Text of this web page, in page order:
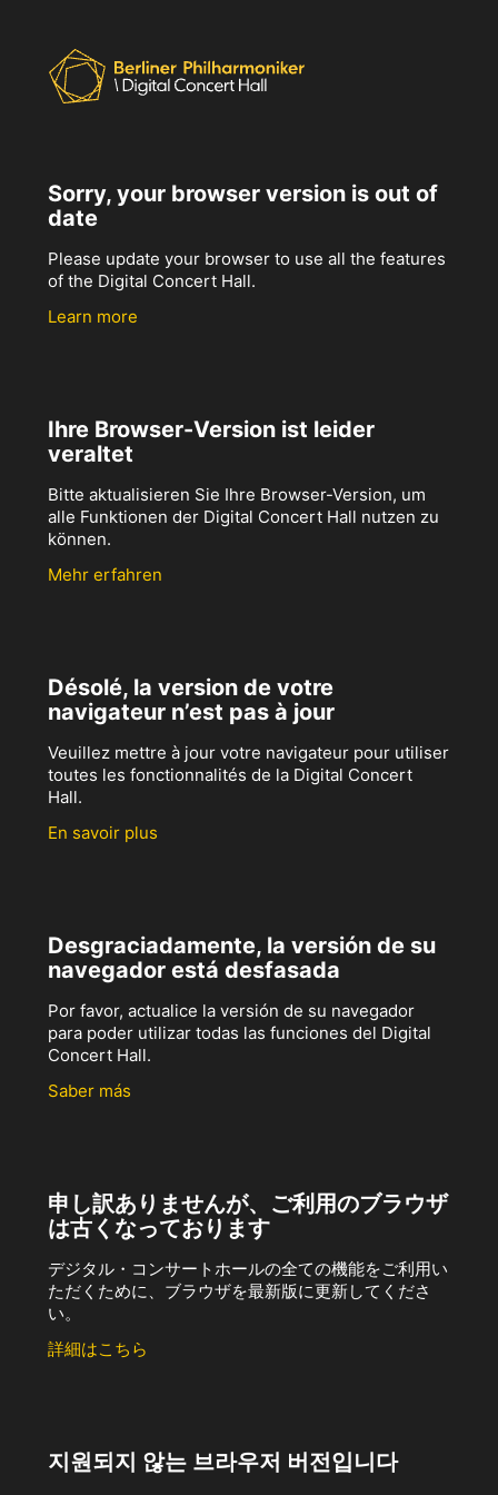
Sorry, your browser version is out of
date
Please update your browser to use all the features
of the Digital Concert Hall.
Learn more
Ihre Browser-Version ist leider
veraltet
Bitte aktualisieren Sie Ihre Browser-Version, um
alle Funktionen der Digital Concert Hall nutzen zu
können.
Mehr erfahren
Désolé, la version de votre
navigateur n’est pas à jour
Veuillez mettre à jour votre navigateur pour utiliser
toutes les fonctionnalités de la Digital Concert
Hall.
En savoir plus
Desgraciadamente, la versión de su
navegador está desfasada
Por favor, actualice la versión de su navegador
para poder utilizar todas las funciones del Digital
Concert Hall.
Saber más
申し訳ありませんが、ご利用のブラウザ
は古くなっております
デジタル・コンサートホールの全ての機能をご利用い
ただくために、ブラウザを最新版に更新してくださ
い。
詳細はこちら
지원되지 않는 브라우저 버전입니다